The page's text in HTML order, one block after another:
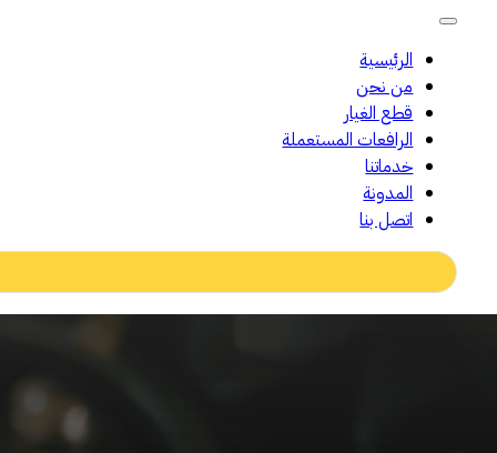
الرئيسية
من نحن
قطع الغيار
الرافعات المستعملة
خدماتنا
المدونة
اتصل بنا
Search
...